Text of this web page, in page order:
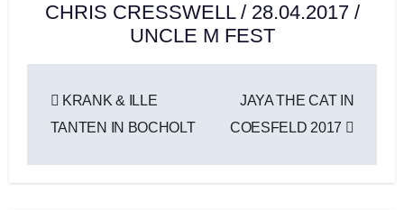
CHRIS CRESSWELL / 28.04.2017 /
UNCLE M FEST
KRANK & ILLE
TANTEN IN BOCHOLT
JAYA THE CAT IN
COESFELD 2017